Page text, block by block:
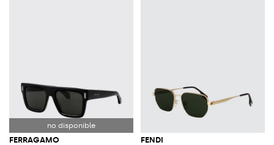
FERRAGAMO FENDI